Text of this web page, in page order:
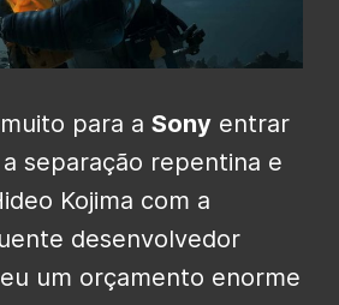
para a Sony entrar
separação repentina e
Kojima com a
desenvolvedor
um orçamento enorme